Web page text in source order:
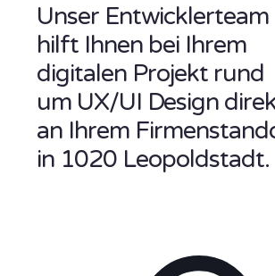
Unser Entwicklerteam
hilft Ihnen bei Ihrem
digitalen Projekt rund
um UX/UI Design
an Ihrem
in 1020 Leopoldstadt.